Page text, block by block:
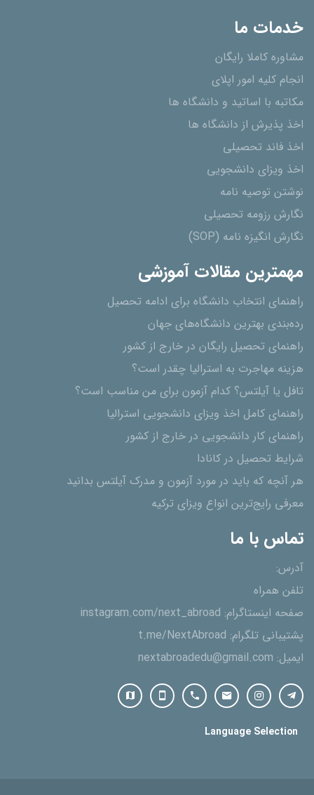
خدمات ما
مشاوره کاملا رایگان
انجام کلیه امور اپلای
مکاتبه با اساتید و دانشگاه ها
اخذ پذیرش از دانشگاه ھا
اخذ فاند تحصیلی
اخذ ویزای دانشجویی
نوشتن توصیه نامه
نگارش رزومه تحصیلی
نگارش انگیزه نامه (SOP)
مهمترین مقالات آموزشی
راهنمای انتخاب دانشگاه برای ادامه تحصیل
رده‌بندی بهترین دانشگاه‌های جهان
راهنمای تحصیل رایگان در خارج از کشور
هزینه مهاجرت به استرالیا چقدر است؟
تافل یا آیلتس؟ کدام آزمون برای من مناسب است؟
راهنمای کامل اخذ ویزای دانشجویی استرالیا
راهنمای کار دانشجویی در خارج از کشور
شرایط تحصیل در کانادا
هر آنچه که باید در مورد آزمون و مدرک آیلتس بدانید
معرفی رایج‌ترین انواع ویزای ترکیه
تماس با ما
آدرس:
تلفن همراه
صفحه اینستاگرام:instagram.com/next_abroad
پشتیبانی تلگرام:t.me/NextAbroad
ایمیل:nextabroadedu@gmail.com
Language Selection